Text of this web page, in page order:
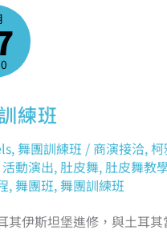
練班
,舞團訓練班 / 商演接洽,
活動演出, 肚皮舞, 肚皮舞教
,舞團班,舞團訓練班
其伊斯坦堡進修，與土耳